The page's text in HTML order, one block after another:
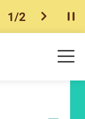
上一个
1/2 下一个开
目